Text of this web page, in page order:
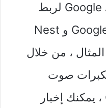
يستخدم Google Assistant لربط
العديد من منتجات Google و Nest
، من خلال
صوت
Google Assistant ، يمكنك إخبار